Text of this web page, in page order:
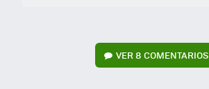
VER8 COMENTARIOS